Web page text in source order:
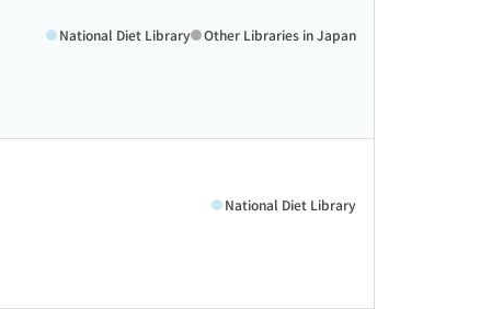
National Diet Library Other Libraries in Japan
National Diet Library